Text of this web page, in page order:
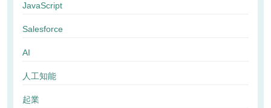
JavaScript
Salesforce
AI
人工知能
起業